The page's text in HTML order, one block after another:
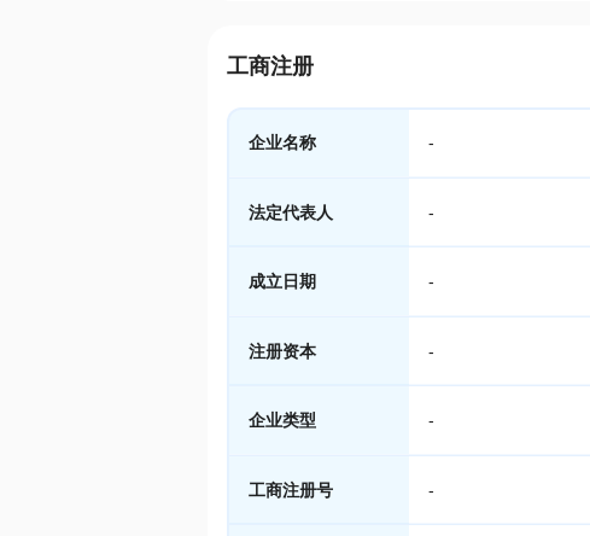
工商注册
企业名称 -
法定代表人 -
成立日期 -
注册资本 -
企业类型 -
工商注册号 -